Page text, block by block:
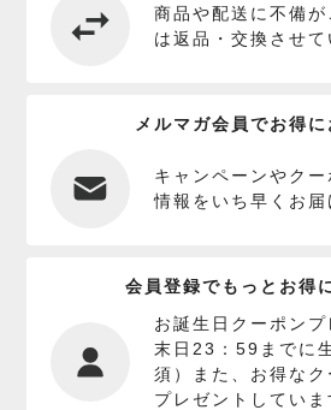
商品や配送に不備
は返品・交換させて
メルマガ会員でお得
キャンペーンやク
情報をいち早くお届
会員登録でもっとお得
お誕生日クーポン
末日23：59までに
須）また、お得な
プレゼントしていま